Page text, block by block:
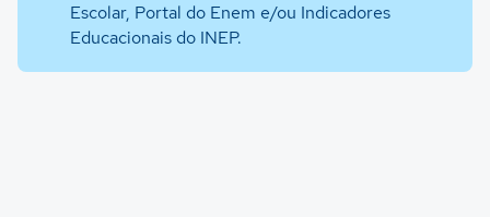
Escolar, Portal do Enem e/ou Indicadores
Educacionais do INEP.